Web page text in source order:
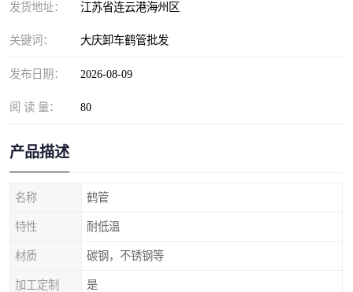
发货地址： 江苏省连云港海州区
关键词： 大庆卸车鹤管批发
发布日期： 2026-08-09
阅 读 量： 80
产品描述
名称 鹤管
特性 耐低温
材质 碳钢，不锈钢等
加工定制 是